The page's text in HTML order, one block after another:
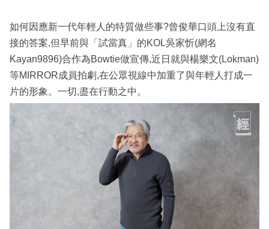
區
如何因應新一代年輕人的特質做些事?曾俊華口頭上沒有直
接的答案,但早前與「試當真」的KOL吳家忻(網名
Kayan9896)合作為Bowtie做宣傳,近日就與楊樂文(Lokman)
等MIRROR成員拍劇,在公眾視線中加重了與年輕人打成一
片的形象。一切,盡在行動之中。